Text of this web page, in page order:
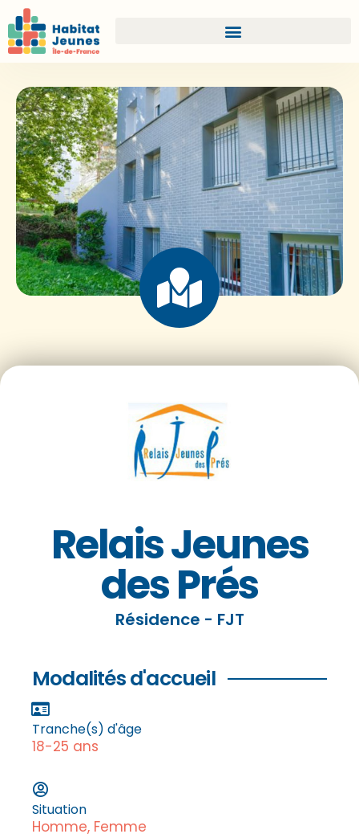
Relais Jeunes
des Prés
Résidence - FJT
Modalités d'accueil
Tranche(s) d'âge
18-25 ans
Situation
Homme, Femme